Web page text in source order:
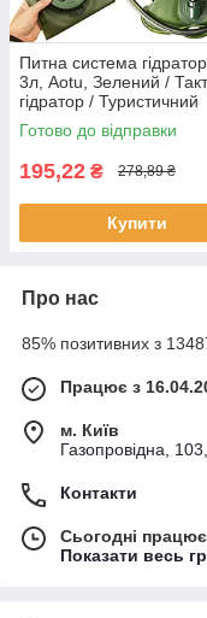
Питна система
3л, Aotu, Зелений /
гідратор / Туристичний
гідропак для води
Готово до відправки
195,22 ₴ 278,89 ₴
Купити
Про нас
85% позитивних з 13487
Працює з
м. Київ
Газопровідна,
Контакти
Сьогодні
Показати весь